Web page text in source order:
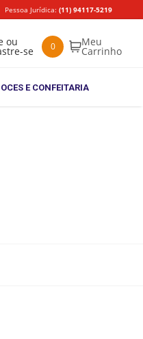
Pessoa Jurídica: (11) 94117-5219
0
E CONFEITARIA